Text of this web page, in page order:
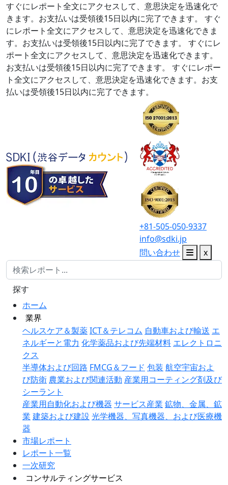
すぐにレポート全文にアクセスして、意思決定を迅速化で
きます。お支払いは受領後15日以内に完了できます。
すぐ
にレポート全文にアクセスして、意思決定を迅速化できま
す。お支払いは受領後15日以内に完了できます。
すぐにレ
ポート全文にアクセスして、意思決定を迅速化できます。
お支払いは受領後15日以内に完了できます。
すぐにレポー
ト全文にアクセスして、意思決定を迅速化できます。お支
払いは受領後15日以内に完了できます。
+81-505-050-9337
info@sdki.jp
問い合わせ
x
ホーム
業界
ヘルスケア＆製薬ICT＆テレコム 自動車および輸送 エ
ネルギーと電力 化学薬品および先端材料 エレクトロニ
クス
半導体および回路 FMCG＆フード 包装 航空宇宙およ
び防衛 農業および関連活動 産業用コーティング剤及び
シーラント
産業用自動化および機器 サービス産業 鉱物、金属、鉱
業 建築および建設 光学機器、写真機器、および医療機
器
市場レポート
レポート一覧
一次研究
コンサルティングサービス
探す